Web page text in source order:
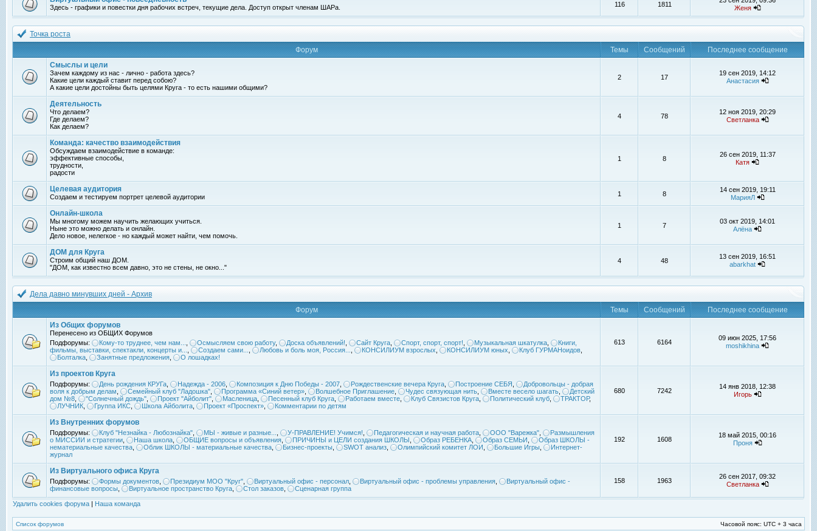
Здесь - графики и повестки дня рабочих встреч, текущие дела. Доступ открыт членам ШАРа. 116 1811
Женя
Точка роста
Форум
Темы Сообщений
Последнее сообщение
Смыслы и цели
Зачем каждому из нас - лично - работа здесь?
Какие цели каждый ставит перед собою?
А какие цели достойны быть целями Круга - то есть нашими общими?
2 17
19 сен 2019, 14:12
Анастасия
Деятельность
Что делаем?
Где делаем?
Как делаем?
4 78
12 ноя 2019, 20:29
Светланка
Команда: качество взаимодействия
Обсуждаем взаимодействие в команде:
эффективные способы,
трудности,
радости
1 8
26 сен 2019, 11:37
Катя
Целевая аудитория
Создаем и тестируем портрет целевой аудитории 1 8
14 сен 2019, 19:11
МарияЛ
Онлайн-школа
Мы многому можем научить желающих учиться.
Ныне это можно делать и онлайн.
Дело новое, нелегкое - но каждый может найти, чем помочь.
1 7
03 окт 2019, 14:01
Алёна
ДОМ для Круга
Строим общий наш ДОМ.
"ДОМ, как известно всем давно, это не стены, не окно..."
4 48
13 сен 2019, 16:51
abarkhat
Дела давно минувших дней - Архив
Форум
Темы Сообщений
Последнее сообщение
Из Общих форумов
Перенесено из ОБЩИХ Форумов
Подфорумы:
Кому-то труднее, чем нам... Осмысляем свою работу, Доска объявлений! Сайт Круга Спорт, спорт, спорт! Музыкальная шкатулка
Книги,
фильмы, выставки, спектакли, концерты и...
Создаем сами... Любовь и боль моя, Россия... КОНСИЛИУМ взрослых КОНСИЛИУМ юных Клуб ГУРМАНоидов
Болталка
Занятные предложения О лошадках!
613 6164
09 июн 2025, 17:56
moshikhina
Из проектов Круга
Подфорумы: День рождения КРУГа Надежда - 2006 Композиция к Дню Победы - 2007 Рождественские вечера Круга Построение СЕБЯ
Добровольцы - добрая
воля к добрым делам
Семейный клуб "Ладошка" Программа «Синий ветер» Волшебное Приглашение Чудес связующая нить Вместе весело шагать
Детский
дом №8
"Солнечный дождь" Проект "Айболит" Масленица Песенный клуб Круга Работаем вместе Клуб Связистов Круга Политический клуб ТРАКТОР,
ЛУЧНИК
Группа ИКС Школа Айболита Проект «Проспект» Комментарии по детям
680 7242
14 янв 2018, 12:38
Игорь
Из Внутренних форумов
Подфорумы: Клуб "Незнайка - Любознайка" МЫ - живые и разные... У-ПРАВЛЕНИЕ! Учимся! Педагогическая и научная работа ООО "Варежка"
Размышления
о МИССИИ и стратегии
Наша школа ОБЩИЕ вопросы и объявления ПРИЧИНЫ и ЦЕЛИ создания ШКОЛЫ Образ РЕБЕНКА Образ СЕМЬИ
Образ ШКОЛЫ -
нематериальные качества
Облик ШКОЛЫ - материальные качества Бизнес-проекты SWOT анализ Олимпийский комитет ЛОИ Большие Игры
Интернет-
журнал
192 1608
18 май 2015, 00:16
Проня
Из Виртуального офиса Круга
Подфорумы: Формы документов Президиум МОО "Круг" Виртуальный офис - персонал Виртуальный офис - проблемы управления
Виртуальный офис -
финансовые вопросы
Виртуальное пространство Круга Стол заказов Сценарная группа
158 1963
26 сен 2017, 09:32
Светланка
Удалить cookies форума | Наша команда
Список форумов Часовой пояс: UTC + 3 часа